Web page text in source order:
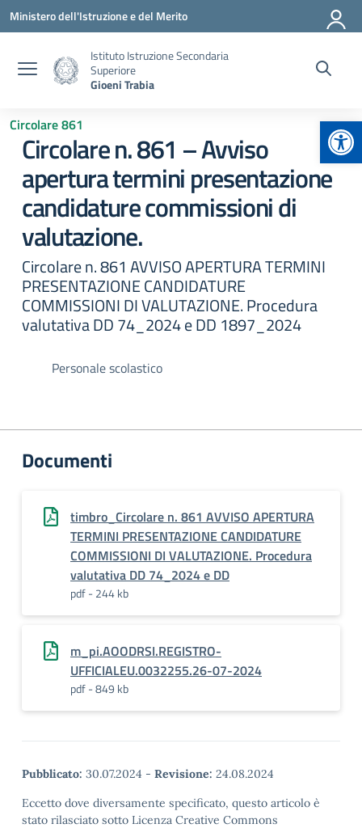
Vai ai contenuti
Vai al menu di navigazione
Vai al footer
Ministero dell'Istruzione e del Merito
Istituto Istruzione Secondaria
Superiore
Gioeni Trabia
Circolare 861
Circolare n. 861 – Avviso
apertura termini presentazione
candidature commissioni di
valutazione.
Circolare n. 861 AVVISO APERTURA TERMINI
PRESENTAZIONE CANDIDATURE
COMMISSIONI DI VALUTAZIONE. Procedura
valutativa DD 74_2024 e DD 1897_2024
Personale scolastico
Documenti
timbro_Circolare n. 861 AVVISO APERTURA
TERMINI PRESENTAZIONE CANDIDATURE
COMMISSIONI DI VALUTAZIONE. Procedura
valutativa DD 74_2024 e DD
pdf - 244 kb
m_pi.AOODRSI.REGISTRO-
UFFICIALEU.0032255.26-07-2024
pdf - 849 kb
Pubblicato: 30.07.2024 - Revisione: 24.08.2024
Eccetto dove diversamente specificato, questo articolo è
stato rilasciato sotto Licenza Creative Commons